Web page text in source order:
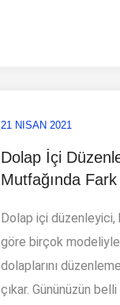
21 NISAN 2021
Dolap İçi
Mutfağında
Dolap içi düzenleyici,
göre birçok
dolaplarını
çıkar. Gününüzün